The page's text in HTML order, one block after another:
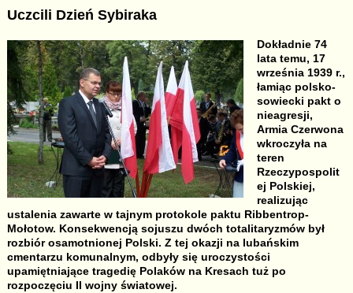
Uczcili Dzień Sybiraka
Dokładnie 74
lata temu, 17
września 1939 r.,
łamiąc polsko-
sowiecki pakt o
nieagresji,
Armia Czerwona
wkroczyła na
teren
Rzeczypospolit
ej Polskiej,
realizując
ustalenia zawarte w tajnym protokole paktu Ribbentrop-
Mołotow. Konsekwencją sojuszu dwóch totalitaryzmów był
rozbiór osamotnionej Polski. Z tej okazji na lubańskim
cmentarzu komunalnym, odbyły się uroczystości
upamiętniające tragedię Polaków na Kresach tuż po
rozpoczęciu II wojny światowej.